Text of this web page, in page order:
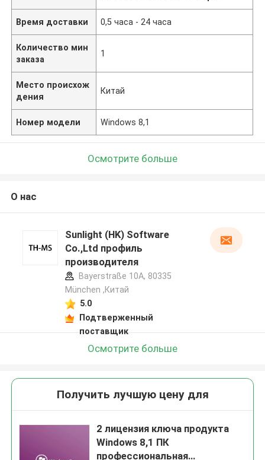
Время доставки 0,5 часа - 24 часа
Количество мин
заказа
1
Место происхож
дения
Китай
Номер модели Windows 8,1
Осмотрите больше
О нас
Sunlight (HK) Software
Co.,Ltd профиль
производителя
Bayerstraße 10A, 80335
München ,Китай
5.0
Подтверженный
поставщик
Осмотрите больше
Получить лучшую цену для
2 лицензия ключа продукта
Windows 8,1 ПК
профессиональная